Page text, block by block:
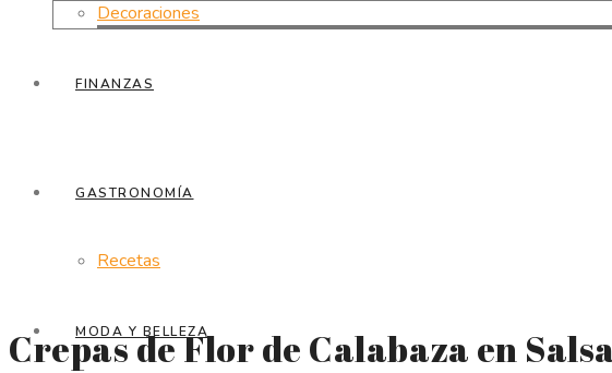
Decoraciones
FINANZAS
GASTRONOMÍA
Recetas
MODA Y BELLEZA
Crepas de Flor de Calabaza en